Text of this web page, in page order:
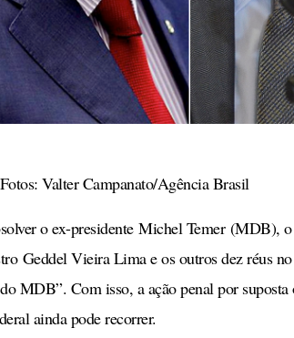
Fotos: Valter Campanato/Agência Brasil
o ex-presidente Michel Temer (MDB),
Geddel Vieira Lima e os outros dez réus
MDB”. Com isso, a ação penal por
ainda pode recorrer.